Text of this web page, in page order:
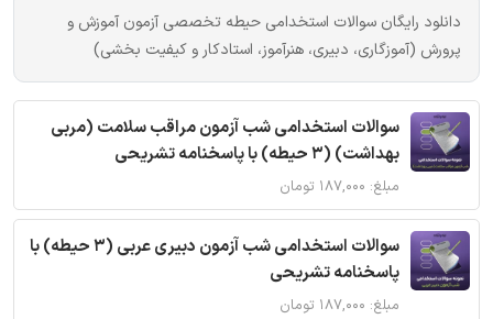
دانلود رایگان سوالات استخدامی حیطه تخصصی آزمون آموزش و
پرورش (آموزگاری، دبیری، هنرآموز، استادکار و کیفیت بخشی)
سوالات استخدامی شب آزمون مراقب سلامت (مربی
بهداشت) (3 حیطه) با پاسخنامه تشریحی
مبلغ: ۱۸۷,۰۰۰ تومان
سوالات استخدامی شب آزمون دبیری عربی (3 حیطه) با
پاسخنامه تشریحی
مبلغ: ۱۸۷,۰۰۰ تومان